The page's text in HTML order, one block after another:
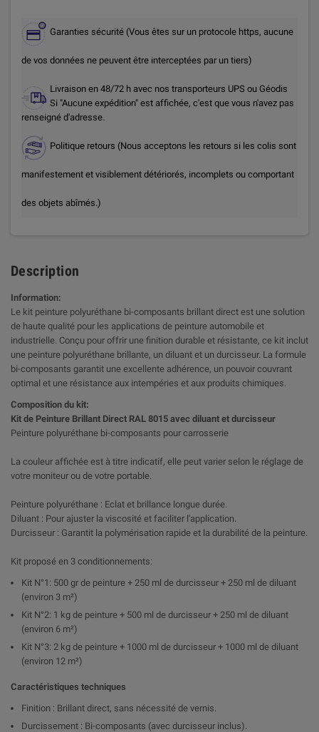
Garanties sécurité (Vous êtes sur un protocole https, aucune
de vos données ne peuvent être interceptées par un tiers)
Livraison en 48/72 h avec nos transporteurs UPS ou Géodis
Si "Aucune expédition" est affichée, c'est que vous n'avez pas
renseigné d'adresse.
Politique retours (Nous acceptons les retours si les colis sont
manifestement et visiblement détériorés, incomplets ou comportant
des objets abîmés.)
Description
Information:
Le kit peinture polyuréthane bi-composants brillant direct est une solution
de haute qualité pour les applications de peinture automobile et
industrielle. Conçu pour offrir une finition durable et résistante, ce kit inclut
une peinture polyuréthane brillante, un diluant et un durcisseur. La formule
bi-composants garantit une excellente adhérence, un pouvoir couvrant
optimal et une résistance aux intempéries et aux produits chimiques.
Composition du kit:
Kit de Peinture Brillant Direct RAL 8015 avec diluant et durcisseur
Peinture polyuréthane bi-composants pour carrosserie
La couleur affichée est à titre indicatif, elle peut varier selon le réglage de
votre moniteur ou de votre portable.
Peinture polyuréthane : Eclat et brillance longue durée.
Diluant : Pour ajuster la viscosité et faciliter l'application.
Durcisseur : Garantit la polymérisation rapide et la durabilité de la peinture.
Kit proposé en 3 conditionnements:
Kit N°1: 500 gr de peinture + 250 ml de durcisseur + 250 ml de diluant
(environ 3 m²)
Kit N°2: 1 kg de peinture + 500 ml de durcisseur + 250 ml de diluant
(environ 6 m²)
Kit N°3: 2 kg de peinture + 1000 ml de durcisseur + 1000 ml de diluant
(environ 12 m²)
Caractéristiques techniques
Finition : Brillant direct, sans nécessité de vernis.
Durcissement : Bi-composants (avec durcisseur inclus).